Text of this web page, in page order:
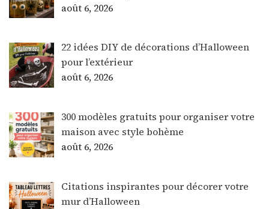
août 6, 2026
22 idées DIY de décorations d’Halloween
pour l’extérieur
août 6, 2026
300 modèles gratuits pour organiser votre
maison avec style bohème
août 6, 2026
Citations inspirantes pour décorer votre
mur d’Halloween